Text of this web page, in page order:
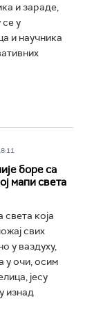
и зараде,
се у
и научника
боре са
мапи света
која
свих
у ваздуху,
у очи, осим
јесу
изнад